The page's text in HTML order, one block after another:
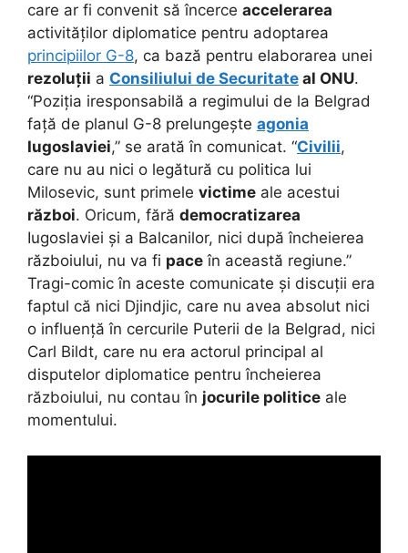
care ar fi convenit să încerce accelerarea
activităților diplomatice pentru adoptarea
principiilor G-8, ca bază pentru elaborarea unei
rezoluții a Consiliului de Securitate al ONU.
“Poziția iresponsabilă a regimului de la Belgrad
față de planul G-8 prelungește agonia
Iugoslaviei,” se arată în comunicat. “Civilii,
care nu au nici o legătură cu politica lui
Milosevic, sunt primele victime ale acestui
război. Oricum, fără democratizarea
Iugoslaviei și a Balcanilor, nici după încheierea
războiului, nu va fi pace în această regiune.”
Tragi-comic în aceste comunicate și discuții era
faptul că nici Djindjic, care nu avea absolut nici
o influență în cercurile Puterii de la Belgrad, nici
Carl Bildt, care nu era actorul principal al
disputelor diplomatice pentru încheierea
războiului, nu contau în jocurile politice ale
momentului.